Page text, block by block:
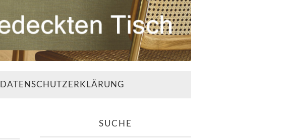
DATENSCHUTZERKLÄRUNG
SUCHE